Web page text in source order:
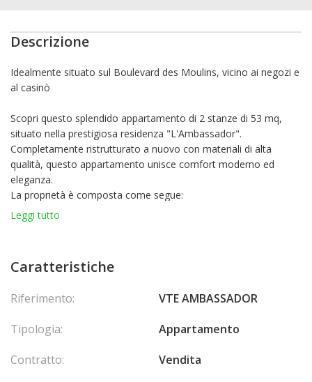
Descrizione
Idealmente situato sul Boulevard des Moulins, vicino ai negozi e
al casinò
Scopri questo splendido appartamento di 2 stanze di 53 mq,
situato nella prestigiosa residenza "L'Ambassador".
Completamente ristrutturato a nuovo con materiali di alta
qualità, questo appartamento unisce comfort moderno ed
eleganza.
La proprietà è composta come segue:
Un ingresso accogliente
Un soggiorno luminoso
Completamente climatizzata e beneficiativa di
essere vissuta o sfruttata immediatamente.
Leggi tutto
Caratteristiche
Riferimento:
VTE AMBASSADOR
Tipologia:
Appartamento
Contratto:
Vendita